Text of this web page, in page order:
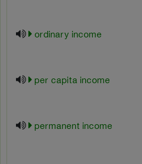
ordinary income
per capita income
permanent income